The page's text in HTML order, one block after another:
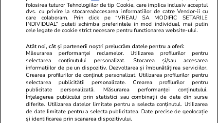
Mediafax.ro
NOI SCUMPIRI la carburanți.
Motorina sare de 10 lei pe litru la
Petrom și Rompetrol
StirileKanalD.ro
Femeie
făcea plajă:
PROMO
folosirea tuturor Tehnologiilor de tip Cookie, care implica inclusiv acceptul
dvs. cu privire la stocarea/accesarea informatiilor de catre Vendor-ii cu
care colaboram. Prin click pe “VREAU SA MODIFIC SETARILE
INDIVIDUAL” puteti schimba preferintele in mod individual, mai putin
cele legate de cookie strict necesare pentru functionarea website-ului.
Atât noi, cât și partenerii noștri prelucrăm datele pentru a oferi:
Măsurarea performanței reclamelor. Utilizarea profilurilor pentru
selectarea conținutului personalizat. Stocarea și/sau accesarea
informațiilor de pe un dispozitiv. Dezvoltarea și îmbunătățirea serviciilor.
Crearea profilurilor de conținut personalizat. Utilizarea profilurilor pentru
selectarea publicității personalizate. Crearea profilurilor pentru
publicitate personalizată. Măsurarea performanței conținutului.
Înțelegerea publicului prin statistici sau combinații de date din surse
diferite. Utilizarea datelor limitate pentru a selecta conținutul. Utilizarea
de date limitate pentru a selecta publicitatea. Date precise de geolocație
și identificarea prin scanarea dispozitivului.